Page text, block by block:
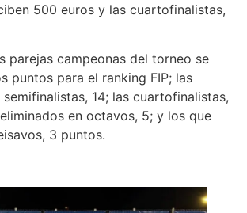
500 euros y las cuartofinalistas,
parejas campeonas del torneo se
puntos para el ranking FIP; las
14; las cuartofinalistas,
en octavos, 5; y los que
3 puntos.